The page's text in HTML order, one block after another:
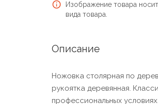
Изображение товара
вида товара.
Описание
Ножовка столярная по
рукоятка деревянная.
профессиональных